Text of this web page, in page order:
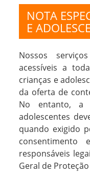
NOTA
E
Nossos
acessíveis a
crianças e
da oferta de
No entanto, a
adolescentes
quando exigido
consentimento
responsáveis
Geral de